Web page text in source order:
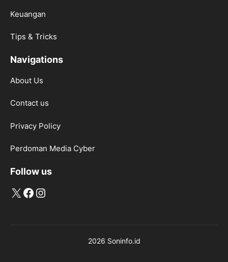
Keuangan
Tips & Tricks
Navigations
About Us
Contact us
Privacy Policy
Perdoman Media Cyber
Follow us
X Facebook
Instagram
2026 Soninfo.id